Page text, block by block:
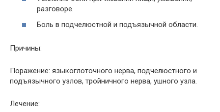
разговоре.
Боль в подчелюстной и подъязычной области.
Причины:
Поражение: языкоглоточного нерва, подчелюстного и
подъязычного узлов, тройничного нерва, ушного узла.
Лечение: